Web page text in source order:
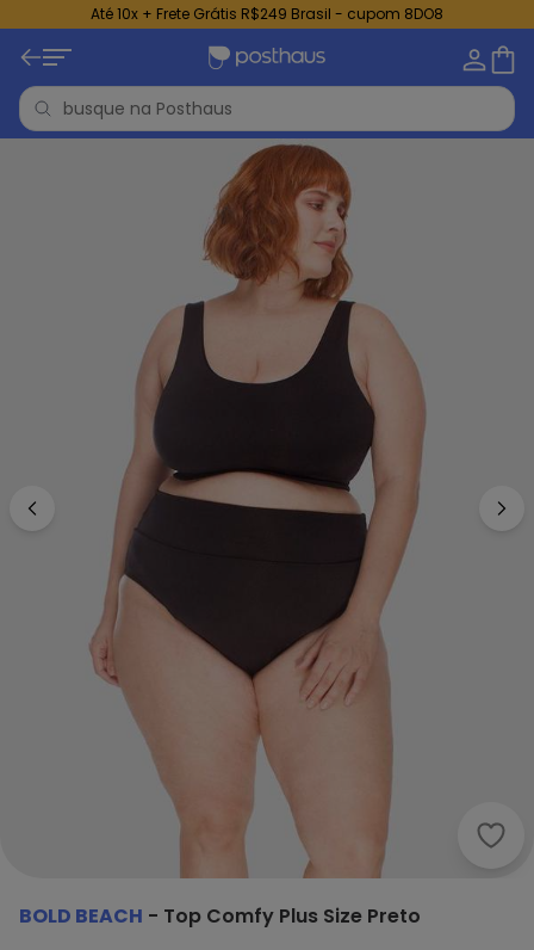
Até 10x + Frete Grátis R$249 Brasil - cupom 8DO8
BOLD BEACH - Top Comfy Plus Size Preto